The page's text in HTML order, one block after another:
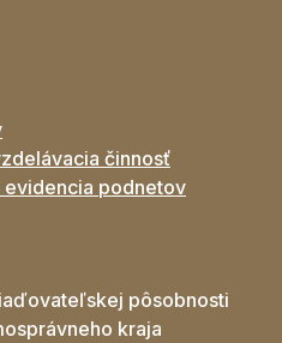
činnosť
evidencia podnetov
pôsobnosti
kraja